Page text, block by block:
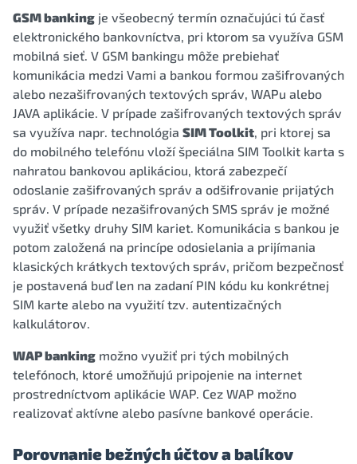
GSM banking je všeobecný termín označujúci tú časť
elektronického bankovníctva, pri ktorom sa využíva GSM
mobilná sieť. V GSM bankingu môže prebiehať
komunikácia medzi Vami a bankou formou zašifrovaných
alebo nezašifrovaných textových správ, WAPu alebo
JAVA aplikácie. V prípade zašifrovaných textových správ
sa využíva napr. technológia SIM Toolkit, pri ktorej sa
do mobilného telefónu vloží špeciálna SIM Toolkit karta s
nahratou bankovou aplikáciou, ktorá zabezpečí
odoslanie zašifrovaných správ a odšifrovanie prijatých
správ. V prípade nezašifrovaných SMS správ je možné
využiť všetky druhy SIM kariet. Komunikácia s bankou je
potom založená na princípe odosielania a prijímania
klasických krátkych textových správ, pričom bezpečnosť
je postavená buď len na zadaní PIN kódu ku konkrétnej
SIM karte alebo na využití tzv. autentizačných
kalkulátorov.
WAP banking možno využiť pri tých mobilných
telefónoch, ktoré umožňujú pripojenie na internet
prostredníctvom aplikácie WAP. Cez WAP možno
realizovať aktívne alebo pasívne bankové operácie.
Porovnanie bežných účtov a balíkov